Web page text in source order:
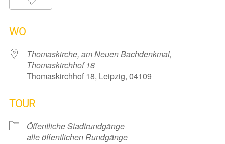
WO
Thomaskirche, am Neuen Bachdenkmal,
Thomaskirchhof 18
Thomaskirchhof 18, Leipzig, 04109
TOUR
Öffentliche Stadtrundgänge
alle öffentlichen Rundgänge